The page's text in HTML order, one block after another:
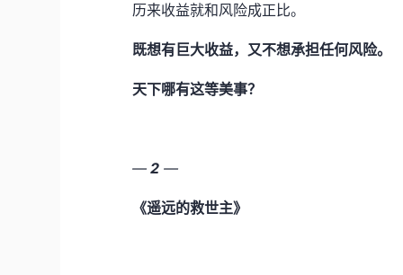
历来收益就和风险成正比。
既想有巨大收益，又不想承担任何风险。
天下哪有这等美事？
— 2 —
《遥远的救世主》